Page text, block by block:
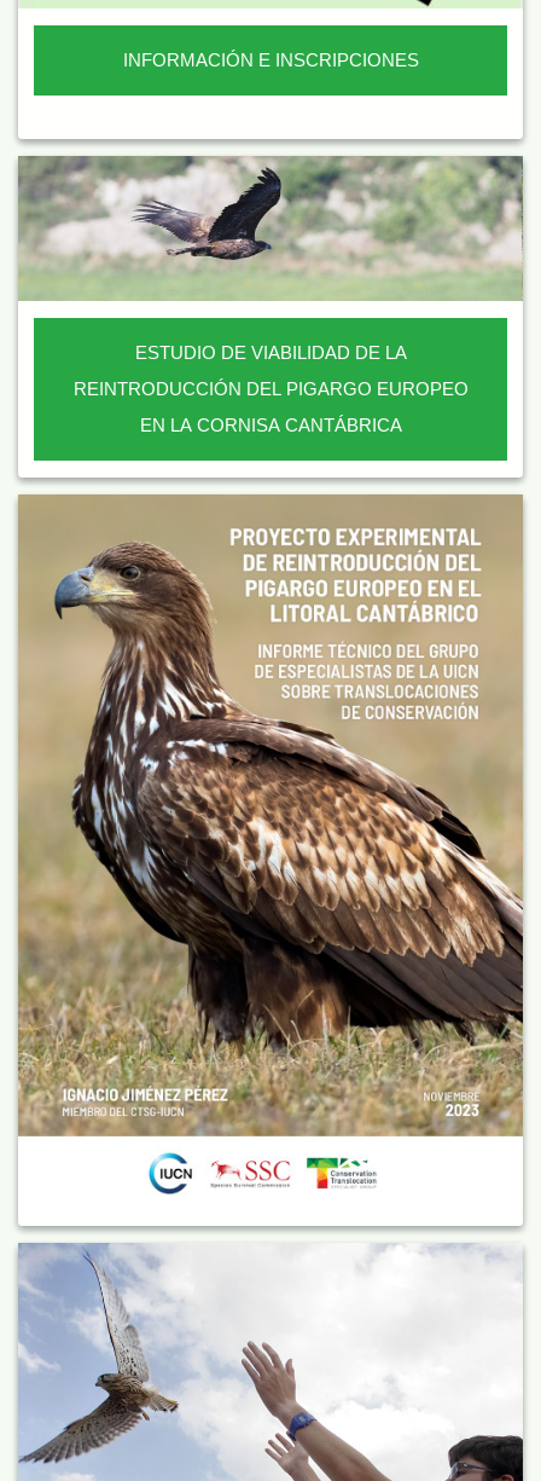
INFORMACIÓN E INSCRIPCIONES
ESTUDIO DE VIABILIDAD DE LA
REINTRODUCCIÓN DEL PIGARGO EUROPEO
EN LA CORNISA CANTÁBRICA